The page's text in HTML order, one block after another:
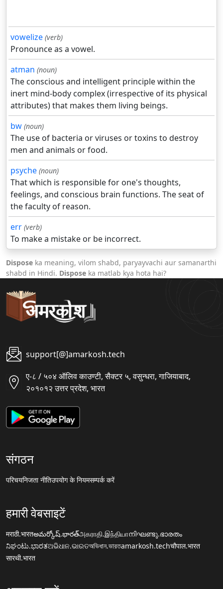
vowelize (verb)
Pronounce as a vowel.
atman (noun)
The conscious and intelligent principle within the
inert mind-body complex (irrespective of its physical
attributes) that makes them living beings.
bw (noun)
The use of bacteria or viruses or toxins to destroy
men and animals or food.
psyche (noun)
That which is responsible for one's thoughts,
feelings, and conscious brain functions. The seat of
the faculty of reason.
err (verb)
To make a mistake or be incorrect.
Dispose ka meaning, vilom shabd, paryayvachi aur samanarthi
shabd in Hindi. Dispose ka matlab kya hota hai?
support[@]amarkosh.tech
ए-८ / ५०४ ऑलिव काउण्टी, सैक्टर ५, वसुन्धरा, गाजियाबाद,
२०१०१२ उत्तर प्रदेश, भारत
संगठन
परिचयनिजता नीतिउपयोग के नियमसम्पर्क करें
हमारी वेबसाइटें
मराठी.भारतఅమర్కోష్.భారత్அகராதி.இந்தியாനിഘണ്ടു.ഭാരതം
ನಿಘಂಟು.ಭಾರತଅଭିଧାନ.ଭାରତঅভিধান.ভারতamarkosh.techचौपाल.भारत
सारथी.भारत